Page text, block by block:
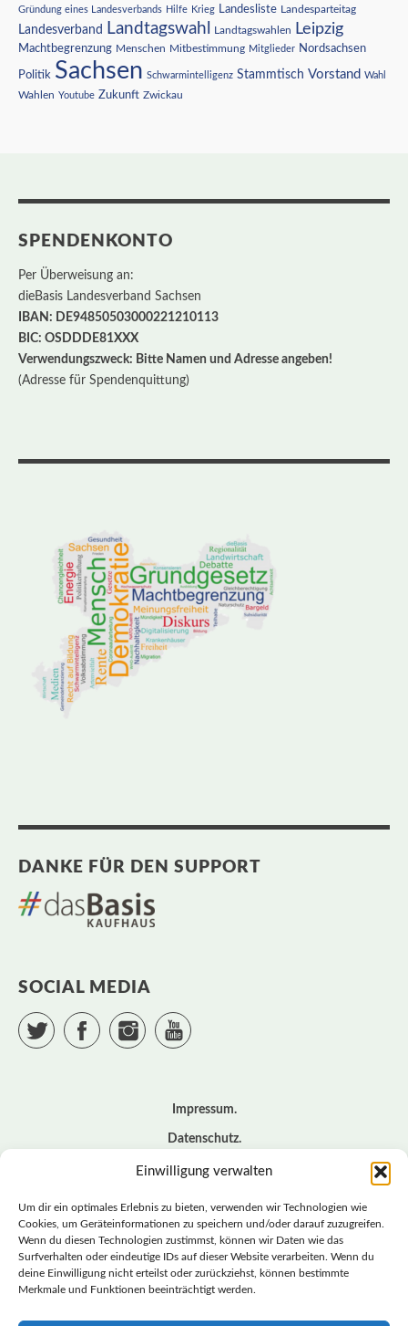
Einwilligung verwalten
Um dir ein optimales Erlebnis zu bieten, verwenden wir Technologien wie
Cookies, um Geräteinformationen zu speichern und/oder darauf zuzugreifen.
Wenn du diesen Technologien zustimmst, können wir Daten wie das
Surfverhalten oder eindeutige IDs auf dieser Website verarbeiten. Wenn du
deine Einwilligung nicht erteilst oder zurückziehst, können bestimmte
Merkmale und Funktionen beeinträchtigt werden.
Gründung eines Landesverbands Hilfe Krieg Landesliste Landesparteitag
Landesverband Landtagswahl Landtagswahlen Leipzig
Machtbegrenzung Menschen Mitbestimmung Mitglieder Nordsachsen
Politik Sachsen Schwarmintelligenz Stammtisch Vorstand Wahl
Wahlen Youtube Zukunft Zwickau
SPENDENKONTO
Per Überweisung an:
dieBasis Landesverband Sachsen
IBAN: DE94850503000221210113
BIC: OSDDDE81XXX
Verwendungszweck: Bitte Namen und Adresse angeben!
(Adresse für Spendenquittung)
DANKE FÜR DEN SUPPORT
SOCIAL MEDIA
Twitter Facebook Instagram
Impressum
Datenschutz
Cookie – Richtlinie (EU)
© BASISDEMOKRATISCHE PARTEI DEUTSCHLAND *
LANDESVERBAND SACHSEN